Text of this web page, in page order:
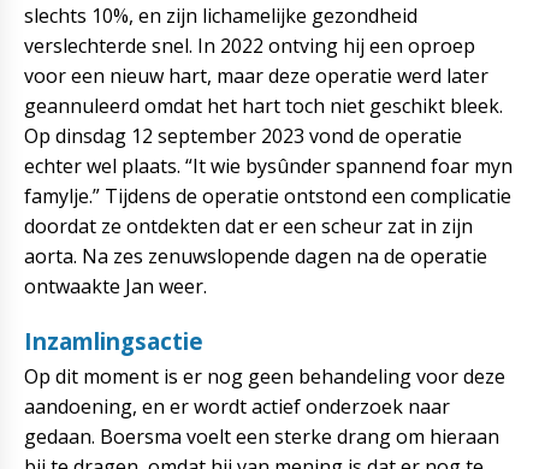
slechts 10%, en zijn lichamelijke gezondheid
verslechterde snel. In 2022 ontving hij een oproep
voor een nieuw hart, maar deze operatie werd later
geannuleerd omdat het hart toch niet geschikt bleek.
Op dinsdag 12 september 2023 vond de operatie
echter wel plaats. “It wie bysûnder spannend foar myn
famylje.” Tijdens de operatie ontstond een complicatie
doordat ze ontdekten dat er een scheur zat in zijn
aorta. Na zes zenuwslopende dagen na de operatie
ontwaakte Jan weer.
Inzamlingsactie
Op dit moment is er nog geen behandeling voor deze
aandoening, en er wordt actief onderzoek naar
gedaan. Boersma voelt een sterke drang om hieraan